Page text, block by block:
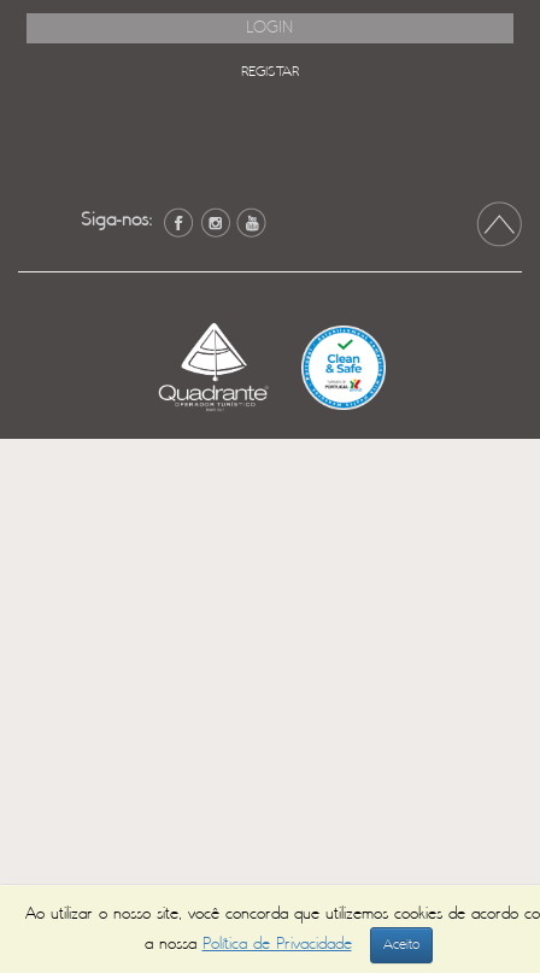
REGISTAR
Siga-nos:
Ao utilizar o nosso site, você concorda que utilizemos cookies de acordo
a nossa Política de Privacidade Aceito